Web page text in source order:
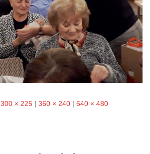
C
S
O
Á
S
300 × 225 | 360 × 240 | 640 × 480